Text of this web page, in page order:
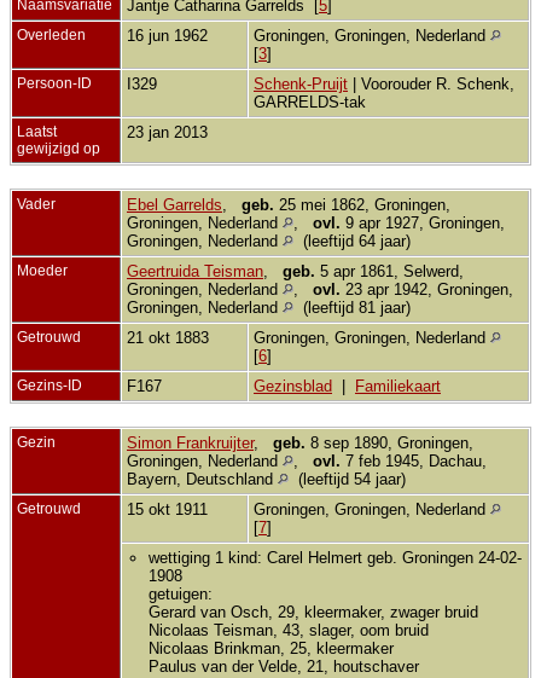
Naamsvariatie Jantje Catharina Garrelds [5]
Overleden 16 jun 1962
Groningen, Groningen, Nederland
[3]
Persoon-ID I329 Schenk-Pruijt | Voorouder R. Schenk,
GARRELDS-tak
Laatst
gewijzigd op
23 jan 2013
Vader Ebel Garrelds, geb. 25 mei 1862, Groningen,
Groningen, Nederland
, ovl. 9 apr 1927, Groningen,
Groningen, Nederland
(leeftijd 64 jaar)
Moeder Geertruida Teisman, geb. 5 apr 1861, Selwerd,
Groningen, Nederland
, ovl. 23 apr 1942, Groningen,
Groningen, Nederland
(leeftijd 81 jaar)
Getrouwd 21 okt 1883
Groningen, Groningen, Nederland
[6]
Gezins-ID F167 Gezinsblad Familiekaart
Gezin Simon Frankruijter, geb. 8 sep 1890, Groningen,
Groningen, Nederland
, ovl. 7 feb 1945, Dachau,
Bayern, Deutschland
(leeftijd 54 jaar)
Getrouwd 15 okt 1911
Groningen, Groningen, Nederland
[7]
wettiging 1 kind: Carel Helmert geb. Groningen 24-02-
1908
getuigen:
Gerard van Osch, 29, kleermaker, zwager bruid
Nicolaas Teisman, 43, slager, oom bruid
Nicolaas Brinkman, 25, kleermaker
Paulus van der Velde, 21, houtschaver